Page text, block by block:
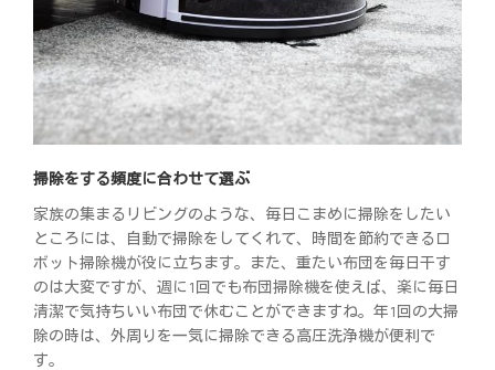
掃除をする頻度に合わせて選ぶ
家族の集まるリビングのような、毎日こまめに掃除をしたい
ところには、自動で掃除をしてくれて、時間を節約できるロ
ボット掃除機が役に立ちます。また、重たい布団を毎日干す
のは大変ですが、週に1回でも布団掃除機を使えば、楽に毎日
清潔で気持ちいい布団で休むことができますね。年1回の大掃
除の時は、外周りを一気に掃除できる高圧洗浄機が便利で
す。